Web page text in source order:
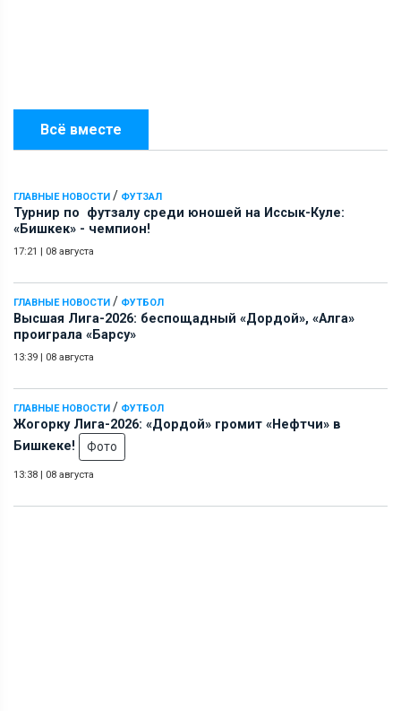
Всё вместе
ГЛАВНЫЕ НОВОСТИ / ФУТЗАЛ
Турнир по футзалу среди юношей на Иссык-Куле:
«Бишкек» - чемпион!
17:21 | 08 августа
ГЛАВНЫЕ НОВОСТИ / ФУТБОЛ
Высшая Лига-2026: беспощадный «Дордой», «Алга»
проиграла «Барсу»
13:39 | 08 августа
ГЛАВНЫЕ НОВОСТИ / ФУТБОЛ
Жогорку Лига-2026: «Дордой» громит «Нефтчи» в
Бишкеке!
Фото
13:38 | 08 августа